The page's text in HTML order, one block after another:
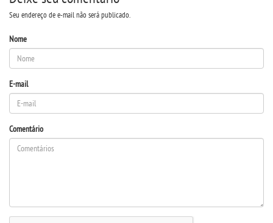
WEBMAIL
UNIESP
Seu endereço de e-mail não será publicado.
Nome
E-mail
Comentário